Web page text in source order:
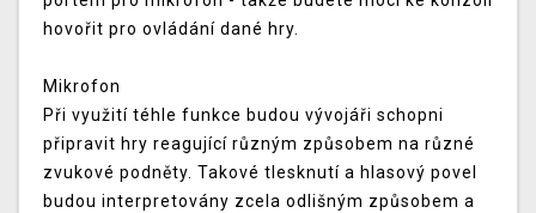
hovořit pro ovládání dané hry.
Mikrofon
Při využití téhle funkce budou vývojáři schopni
připravit hry reagující různým způsobem na různé
zvukové podněty. Takové tlesknutí a hlasový povel
budou interpretovány zcela odlišným způsobem a